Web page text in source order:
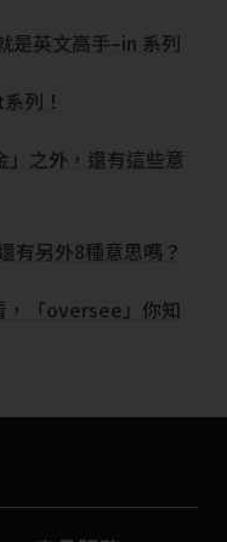
是英文高手–in 系列
列！
」之外，還有這些意
另外8種意思嗎？
，「oversee」你知